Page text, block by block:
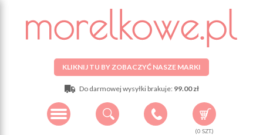
KLIKNIJ TU BY ZOBACZYĆ NASZE MARKI
Do darmowej wysyłki brakuje: 99.00 zł
(0 SZT.)